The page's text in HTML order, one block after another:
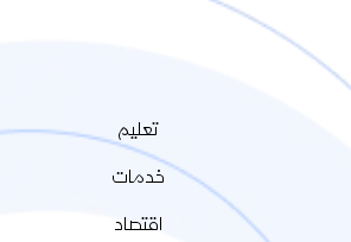
تعليم
خدمات
اقتصاد